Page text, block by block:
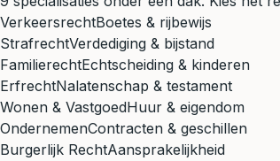
VerkeersrechtBoetes & rijbewijs
StrafrechtVerdediging & bijstand
FamilierechtEchtscheiding & kinderen
ErfrechtNalatenschap & testament
Wonen & VastgoedHuur & eigendom
OndernemenContracten & geschillen
Burgerlijk RechtAansprakelijkheid